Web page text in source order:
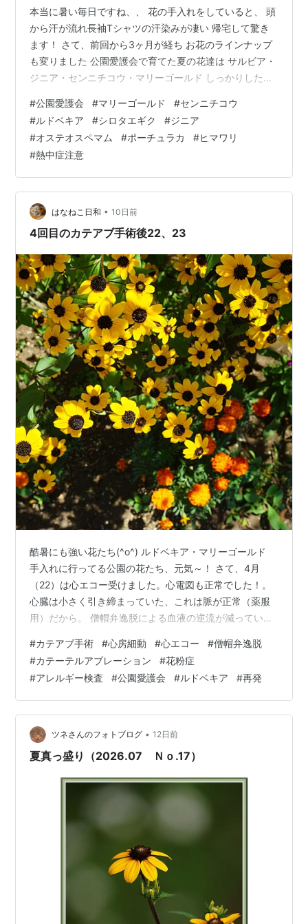
本当に暑い毎日ですね、、 花の手入れをしていると、 頭
から汗が流れ長袖Tシャツの汗染みが凄い 帰宅して驚き
ます！ さて、前回から3ヶ月が経ち お花のラインナップ
も変りました 公園愛護会で育てた夏の花達は サルビア・
ジニア・センニチコウ・マリーゴールド しっかりした苗
（横浜市旭区）から まだ元気な色々な花達を 土木事務所
が掘り出して持ち帰ってきました オステオスペマム その
中から数種選んで植え付けた 宿根草だし根付いてくれた
らラッキー！ そのまま咲いてもらってます 選んだオステ
オスペルマムと配布のマリーゴールド 背後は 早春からの
パンジー、金魚…
#公園愛護会 #マリーゴールド #センニチコウ
#ルドベキア #シロタエギク #ジニア
#オステオスペマム #ポーチュラカ #ヒマワリ
#熱中症注意
はなねこ日和 • 10日前
4回目のカテアブ手術後22、23
酷暑にも強い花たち(^o^) ルドベキア・マリーゴールド
手入れに行ってる公園の花たち、元気～！ さて、4月
（22）は心エコー受けました。心電図も正常でした！。
心臓は小さく引き締まっていた、これは脈が正常（薬服
用）だから。 僧帽弁逸脱による血液の逆流が減っていま
稿していなかった2年半の何処かで受けた）から1.0（単
位分からず）と狭く成ってると。 良かったです(^o^)v
yurufuwa39.hatenablog.com 昨日の診察は、3分間心電
図では心房細動でてました！ やっぱし(^_^) 先生「お水飲
んでる？？脱水してない？？。長く…
#カテアブ手術 #心房細動 #心エコー #僧帽弁逸脱
#カテーテルアブレーション #花粉症
#アレルギー検査 #公園愛護会 #ルドベキア #再発
ツネさんのフォトブログ • 12日前
夏真っ盛り（2026.07 Ｎｏ.17）